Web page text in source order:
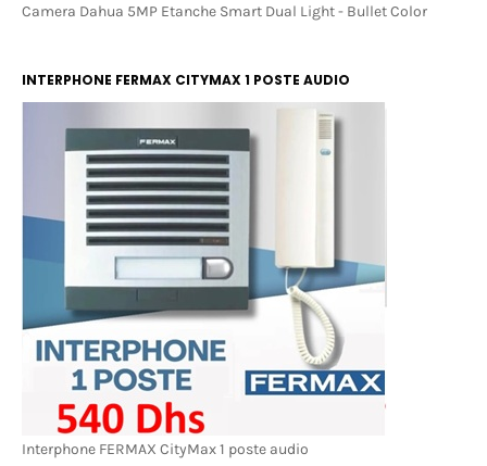
Camera Dahua 5MP Etanche Smart Dual Light - Bullet Color
INTERPHONE FERMAX CITYMAX 1 POSTE AUDIO
Interphone FERMAX CityMax 1 poste audio